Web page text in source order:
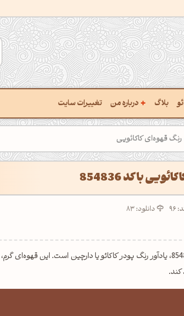
بلاگ + درباره من
درباره‌من
سفارش پروژه
تماس با ‌من
سوالات متداول‌‌
تغییرات سایت
رنگ قهوه‌ای کاکائویی
با کد 854836
96
دانلود: 83
رنگ قهوه‌ای کاکائویی 854836، یادآور رنگ پودر کاکائو یا دارچین